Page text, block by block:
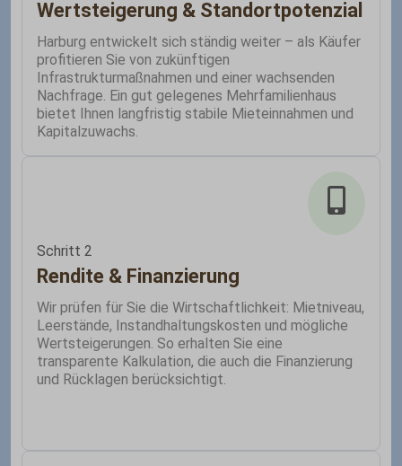
Wertsteigerung & Standortpotenzial
Harburg entwickelt sich ständig weiter – als Käufer
profitieren Sie von zukünftigen
Infrastrukturmaßnahmen und einer wachsenden
Nachfrage. Ein gut gelegenes Mehrfamilienhaus
bietet Ihnen langfristig stabile Mieteinnahmen und
Kapitalzuwachs.
Schritt 2
Rendite & Finanzierung
Wir prüfen für Sie die Wirtschaftlichkeit: Mietniveau,
Leerstände, Instandhaltungskosten und mögliche
Wertsteigerungen. So erhalten Sie eine
transparente Kalkulation, die auch die Finanzierung
und Rücklagen berücksichtigt.